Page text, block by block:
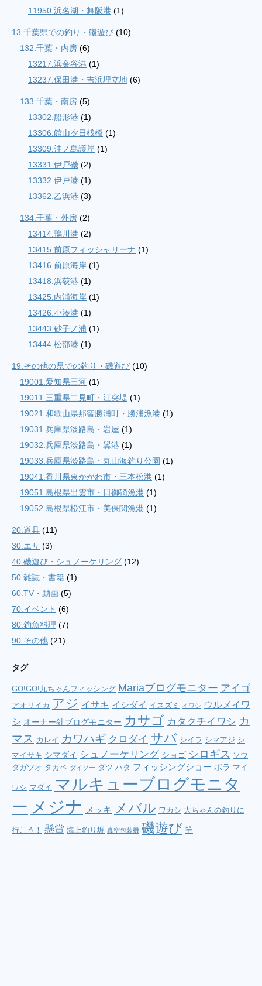
11950.浜名湖・舞阪港 (1)
13.千葉県での釣り・磯遊び (10)
132.千葉・内房 (6)
13217.浜金谷港 (1)
13237.保田港・吉浜埋立地 (6)
133.千葉・南房 (5)
13302.船形港 (1)
13306.館山夕日桟橋 (1)
13309.沖ノ島護岸 (1)
13331.伊戸磯 (2)
13332.伊戸港 (1)
13362.乙浜港 (3)
134.千葉・外房 (2)
13414.鴨川港 (2)
13415.前原フィッシャリーナ (1)
13416.前原海岸 (1)
13418.浜荻港 (1)
13425.内浦海岸 (1)
13426.小湊港 (1)
13443.砂子ノ浦 (1)
13444.松部港 (1)
19.その他の県での釣り・磯遊び (10)
19001.愛知県三河 (1)
19011.三重県二見町・江突堤 (1)
19021.和歌山県那智勝浦町・勝浦漁港 (1)
19031.兵庫県淡路島・岩屋 (1)
19032.兵庫県淡路島・翼港 (1)
19033.兵庫県淡路島・丸山海釣り公園 (1)
19041.香川県東かがわ市・三本松港 (1)
19051.島根県出雲市・日御碕漁港 (1)
19052.島根県松江市・美保関漁港 (1)
20.道具 (11)
30.エサ (3)
40.磯遊び・シュノーケリング (12)
50.雑誌・書籍 (1)
60.TV・動画 (5)
70.イベント (6)
80.釣魚料理 (7)
90.その他 (21)
タグ
GO!GO!九ちゃんフィッシング Mariaブログモニター アイゴ
アオリイカ アジ イサキ イシダイ イスズミ イワシ ウルメイワ
シ オーナー針ブログモニター カサゴ カタクチイワシ カ
マス カレイ カワハギ クロダイ サバ シイラ シマアジ シ
マイサキ シマダイ シュノーケリング ショゴ シロギス ソウ
ダガツオ タカベ ダイソー ダツ ハタ フィッシングショー ボラ マイ
ワシ マダイ マルキューブログモニタ
ー メジナ メッキ メバル ワカシ 大ちゃんの釣りに
行こう！ 懸賞 海上釣り堀 真空包装機 磯遊び 竿